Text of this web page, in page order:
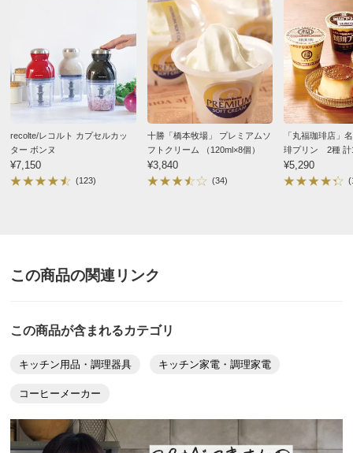
recolte/レコルト カプセルカッ
ター ボンヌ
¥7,150
(123)
十勝「橋本牧場」 プレミアムソ
フトクリーム （120ml×8個）
¥3,840
(34)
「丸福珈琲店」
琲プリン 2種 計
¥5,290
この商品の関連リンク
この商品が含まれるカテゴリ
キッチン用品・調理器具 キッチン家電・調理家電
コーヒーメーカー